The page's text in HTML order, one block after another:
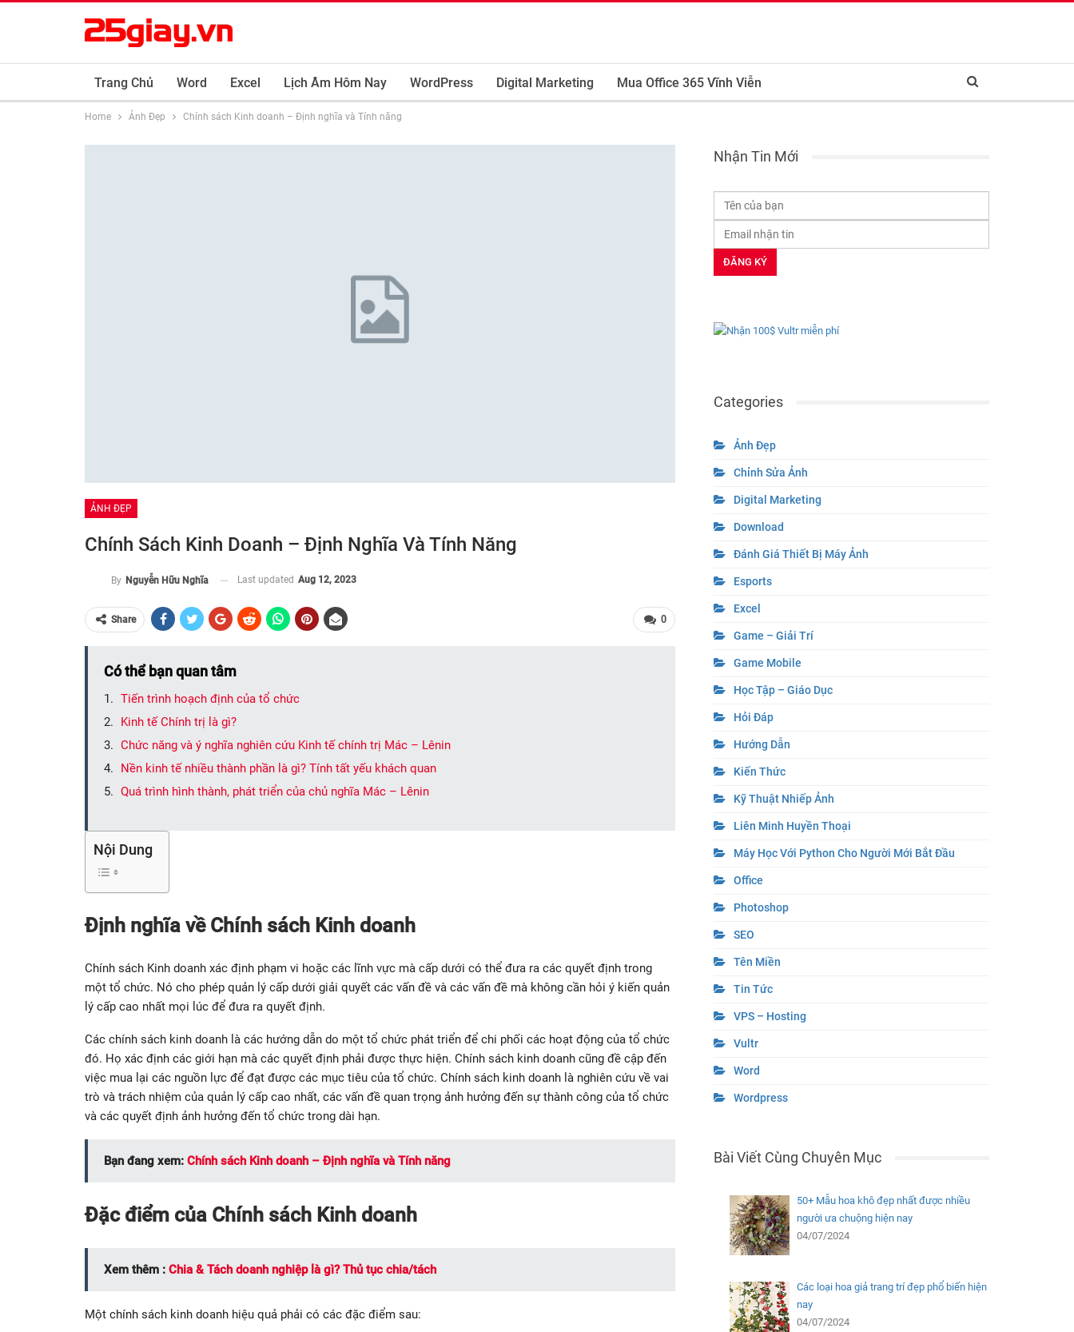
Trang Chủ Word Excel Lịch Âm Hôm Nay WordPress Digital Marketing Mua Office 365 Vĩnh Viễn
Home Ảnh Đẹp Chính sách Kinh doanh – Định nghĩa và Tính năng
ẢNH ĐẸP
Chính Sách Kinh Doanh – Định Nghĩa Và Tính Năng
By Nguyễn Hữu Nghĩa Last updated Aug 12, 2023
0
Share
Có thể bạn quan tâm
Tiến trình hoạch định của tổ chức
Kinh tế Chính trị là gì?
Chức năng và ý nghĩa nghiên cứu Kinh tế chính trị Mác – Lênin
Nền kinh tế nhiều thành phần là gì? Tính tất yếu khách quan
Quá trình hình thành, phát triển của chủ nghĩa Mác – Lênin
Nội Dung
Định nghĩa về Chính sách Kinh doanh
Chính sách Kinh doanh xác định phạm vi hoặc các lĩnh vực mà cấp dưới có thể đưa ra các quyết định trong
một tổ chức. Nó cho phép quản lý cấp dưới giải quyết các vấn đề và các vấn đề mà không cần hỏi ý kiến ​​quản
lý cấp cao nhất mọi lúc để đưa ra quyết định.
Các chính sách kinh doanh là các hướng dẫn do một tổ chức phát triển để chi phối các hoạt động của tổ chức
đó. Họ xác định các giới hạn mà các quyết định phải được thực hiện. Chính sách kinh doanh cũng đề cập đến
việc mua lại các nguồn lực để đạt được các mục tiêu của tổ chức. Chính sách kinh doanh là nghiên cứu về vai
trò và trách nhiệm của quản lý cấp cao nhất, các vấn đề quan trọng ảnh hưởng đến sự thành công của tổ chức
và các quyết định ảnh hưởng đến tổ chức trong dài hạn.
Bạn đang xem: Chính sách Kinh doanh – Định nghĩa và Tính năng
Đặc điểm của Chính sách Kinh doanh
Xem thêm : Chia & Tách doanh nghiệp là gì? Thủ tục chia/tách
Một chính sách kinh doanh hiệu quả phải có các đặc điểm sau:
Nhận Tin Mới
Categories
Ảnh Đẹp
Chỉnh Sửa Ảnh
Digital Marketing
Download
Đánh Giá Thiết Bị Máy Ảnh
Esports
Excel
Game – Giải Trí
Game Mobile
Học Tập – Giáo Dục
Hỏi Đáp
Hướng Dẫn
Kiến Thức
Kỹ Thuật Nhiếp Ảnh
Liên Minh Huyền Thoại
Máy Học Với Python Cho Người Mới Bắt Đầu
Office
Photoshop
SEO
Tên Miền
Tin Tức
VPS – Hosting
Vultr
Word
Wordpress
Bài Viết Cùng Chuyên Mục
50+ Mẫu hoa khô đẹp nhất được nhiều
người ưa chuộng hiện nay
04/07/2024
Các loại hoa giả trang trí đẹp phổ biến hiện
nay
04/07/2024